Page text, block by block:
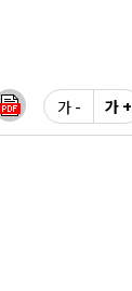
가 - 가 +